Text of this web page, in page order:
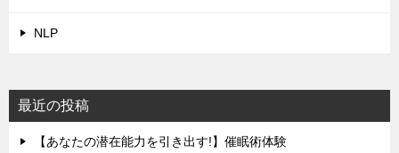
NLP
最近の投稿
【あなたの潜在能力を引き出す!】催眠術体験